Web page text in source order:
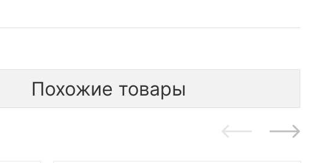
Похожие товары